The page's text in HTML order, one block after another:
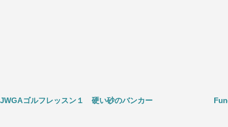
JWGAゴルフレッスン１ 硬い砂のバンカー